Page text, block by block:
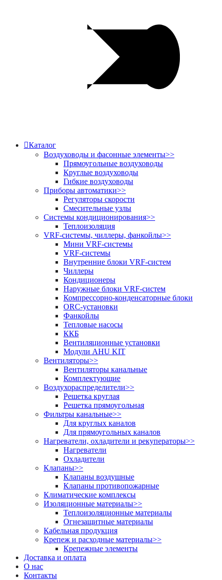
Каталог
Воздуховоды и фасонные элементы>>
Прямоугольные воздуховоды
Круглые воздуховоды
Гибкие воздуховоды
Приборы автоматики>>
Регуляторы скорости
Смесительные узлы
Системы кондиционирования>>
Теплоизоляция
VRF-системы, чиллеры, фанкойлы>>
Мини VRF-системы
VRF-системы
Внутренние блоки VRF-систем
Чиллеры
Кондиционеры
Наружные блоки VRF-систем
Компрессорно-конденсаторные блоки
ORC-установки
Фанкойлы
Тепловые насосы
ККБ
Вентиляционные установки
Модули AHU KIT
Вентиляторы>>
Вентиляторы канальные
Комплектующие
Воздухораспределители>>
Решетка круглая
Решетка прямоугольная
Фильтры канальные>>
Для круглых каналов
Для прямоугольных каналов
Нагреватели, охладители и рекуператоры>>
Нагреватели
Охладители
Клапаны>>
Клапаны воздушные
Клапаны противопожарные
Климатические комплексы
Изоляционные материалы>>
Теплоизоляционные материалы
Огнезащитные материалы
Кабельная продукция
Крепеж и расходные материалы>>
Крепежные элементы
Доставка и оплата
О нас
Контакты